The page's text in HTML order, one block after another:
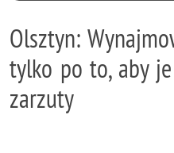
Olsztyn:
tylko po to, aby je
zarzuty